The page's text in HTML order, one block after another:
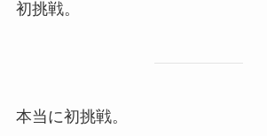
初挑戦。
本当に初挑戦。